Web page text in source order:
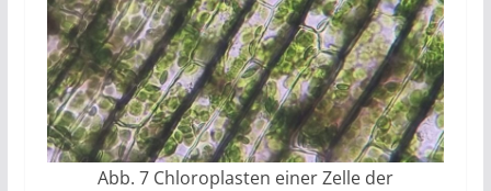
Abb. 7 Chloroplasten einer Zelle der